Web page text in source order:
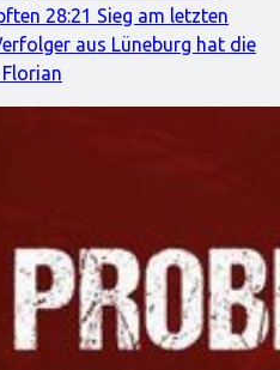
28:21 Sieg am letzten
aus Lüneburg hat die